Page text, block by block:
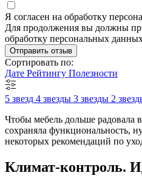
Я согласен на обработку
Для продолжения вы должны
обработку персональных
Отправить отзыв
Сортировать по:
Дате Рейтингу Полезности
5 звезд 4 звезды 3 звезды 2
Чтобы мебель дольше радовала
сохраняла функциональность,
некоторых рекомендаций по
Климат-контроль.